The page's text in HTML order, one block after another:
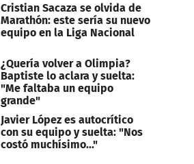
Cristian Sacaza se olvida de
Marathón: este sería su nuevo
equipo en la Liga Nacional
¿Quería volver a Olimpia?
Baptiste lo aclara y suelta:
"Me faltaba un equipo
grande"
Javier López es autocrítico
con su equipo y suelta: "Nos
costó muchísimo..."